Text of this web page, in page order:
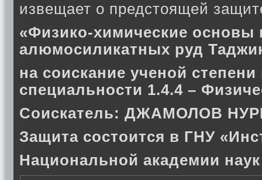
извещает о предстоящей
«Физико-химические основы
алюмосиликатных руд
на соискание ученой
специальности 1.4.4 –
Соискатель: ДЖАМОЛОВ
Защита состоится в ГНУ
Национальной академии